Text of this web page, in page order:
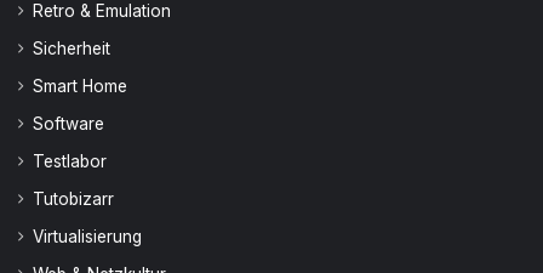
Retro & Emulation
Sicherheit
Smart Home
Software
Testlabor
Tutobizarr
Virtualisierung